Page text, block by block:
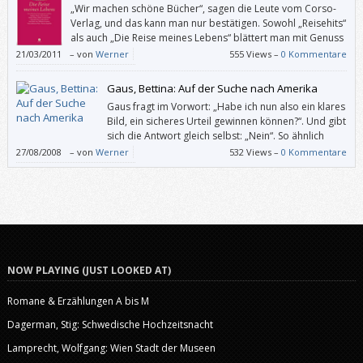
„Wir machen schöne Bücher“, sagen die Leute vom Corso-
Verlag, und das kann man nur bestätigen. Sowohl „Reisehits“
als auch „Die Reise meines Lebens“ blättert man mit Genuss
durch und bleibt gerne bei einzelnen Beiträgen hängen.
21/03/2011 – von Werner 555 Views –0 Kommentare
Gaus, Bettina: Auf der Suche nach Amerika
Gaus fragt im Vorwort: „Habe ich nun also ein klares
Bild, ein sicheres Urteil gewinnen können?“. Und gibt
sich die Antwort gleich selbst: „Nein“. So ähnlich
war’s bei mir auch: Dieses Buch ist ziemlich spurlos
an mir vorübergegangen.
27/08/2008 – von Werner 532 Views –0 Kommentare
NOW PLAYING (JUST LOOKED AT)
Romane & Erzählungen A bis M
Dagerman, Stig: Schwedische Hochzeitsnacht
Lamprecht, Wolfgang: Wien Stadt der Museen